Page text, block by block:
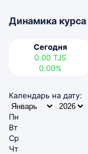
Динамика
Сегодня
0.00 TJS
0.00%
Календарь на дату:
Пн
Вт
Ср
Чт